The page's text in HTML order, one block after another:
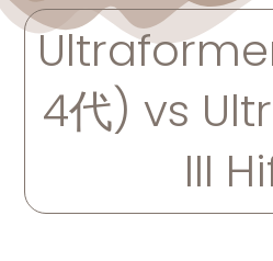
4代) vs
III